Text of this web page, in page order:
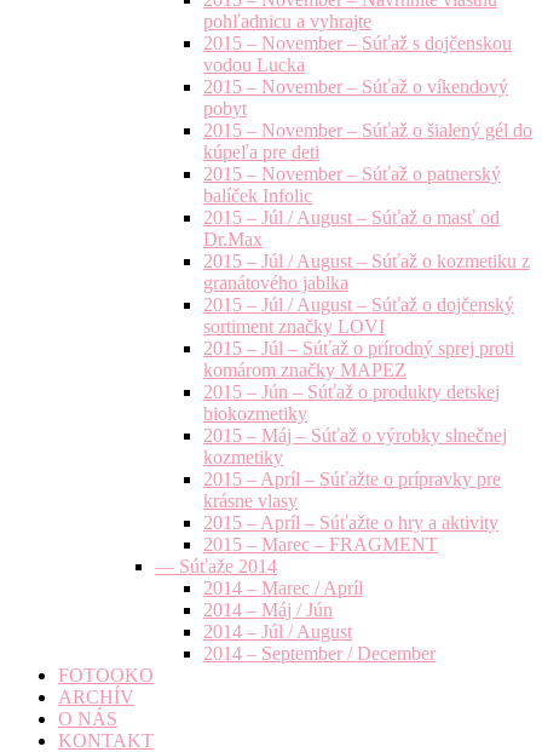
pohľadnicu a vyhrajte
2015 – November – Súťaž s dojčenskou
vodou Lucka
2015 – November – Súťaž o víkendový
pobyt
2015 – November – Súťaž o šialený gél do
kúpeľa pre deti
2015 – November – Súťaž o patnerský
balíček Infolic
2015 – Júl / August – Súťaž o masť od
Dr.Max
2015 – Júl / August – Súťaž o kozmetiku z
granátového jablka
2015 – Júl / August – Súťaž o dojčenský
sortiment značky LOVI
2015 – Júl – Súťaž o prírodný sprej proti
komárom značky MAPEZ
2015 – Jún – Súťaž o produkty detskej
biokozmetiky
2015 – Máj – Súťaž o výrobky slnečnej
kozmetiky
2015 – Apríl – Súťažte o prípravky pre
krásne vlasy
2015 – Apríl – Súťažte o hry a aktivity
2015 – Marec – FRAGMENT
— Súťaže 2014
2014 – Marec / Apríl
2014 – Máj / Jún
2014 – Júl / August
2014 – September / December
FOTOOKO
ARCHÍV
O NÁS
KONTAKT